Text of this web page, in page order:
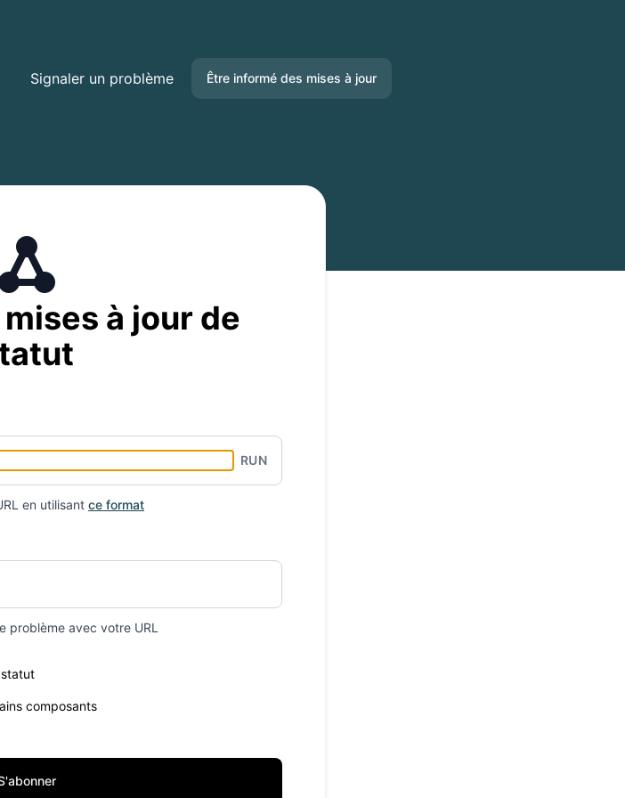
Signaler un problème Être informé des mises à jour
Slack
Chat Google
API
à jour de
RUN
en utilisant ce format
problème avec votre URL
updates for
composants